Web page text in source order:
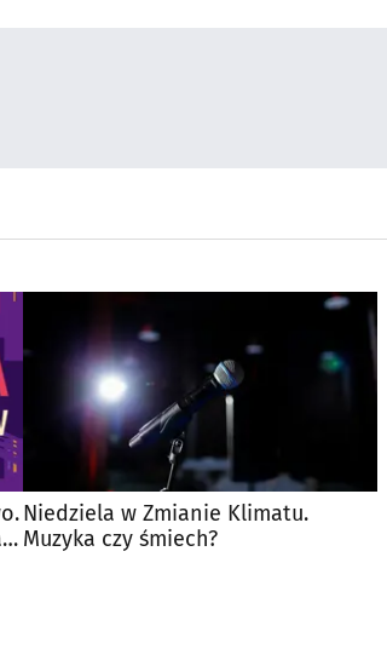
Niedziela w Zmianie Klimatu.
Muzyka czy śmiech?